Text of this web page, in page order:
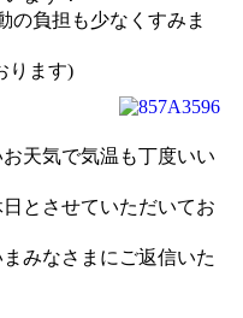
の負担も少なくすみま
ります)
天気で気温も丁度いい
とさせていただいてお
みなさまにご返信いた